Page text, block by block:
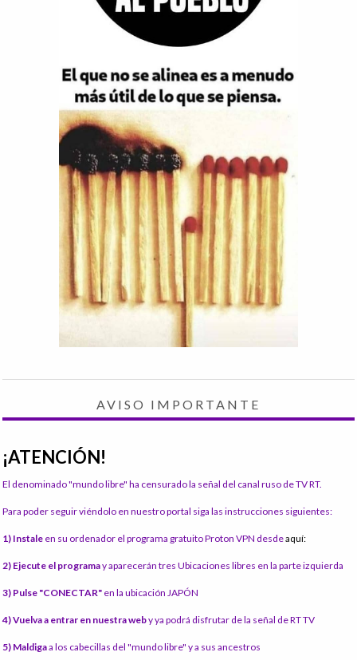
AVISO IMPORTANTE
¡ATENCIÓN!
El denominado "mundo libre" ha censurado la señal del canal ruso de TV RT.
Para poder seguir viéndolo en nuestro portal siga las instrucciones siguientes:
1) Instale en su ordenador el programa gratuito Proton VPN desdeaquí:
2) Ejecute el programay aparecerán tres Ubicaciones libres en la parte izquierda
3) Pulse "CONECTAR" en la ubicación JAPÓN
4) Vuelva a entrar en nuestra weby ya podrá disfrutar de la señal de RT TV
5) Maldigaa los cabecillas del "mundo libre" y a sus ancestros